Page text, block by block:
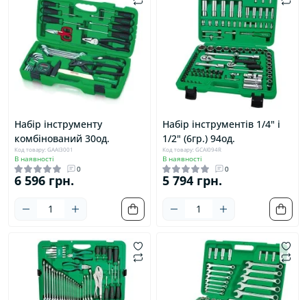
Набір інструменту
комбінований 30од.
Код товару: GAAI3001
В наявності
0
6 596 грн.
Набір інструментів 1/4" і
1/2" (6гр.) 94од.
Код товару: GCAI094R
В наявності
0
5 794 грн.